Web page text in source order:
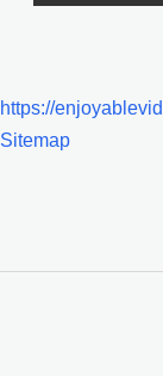
https://
Sitemap